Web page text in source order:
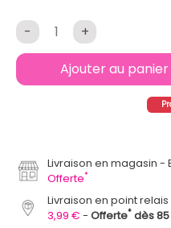
- +
Ajouter au panier
Livraison en magasin
Offerte*
Livraison en point relais
3,99 €
Offerte* dès